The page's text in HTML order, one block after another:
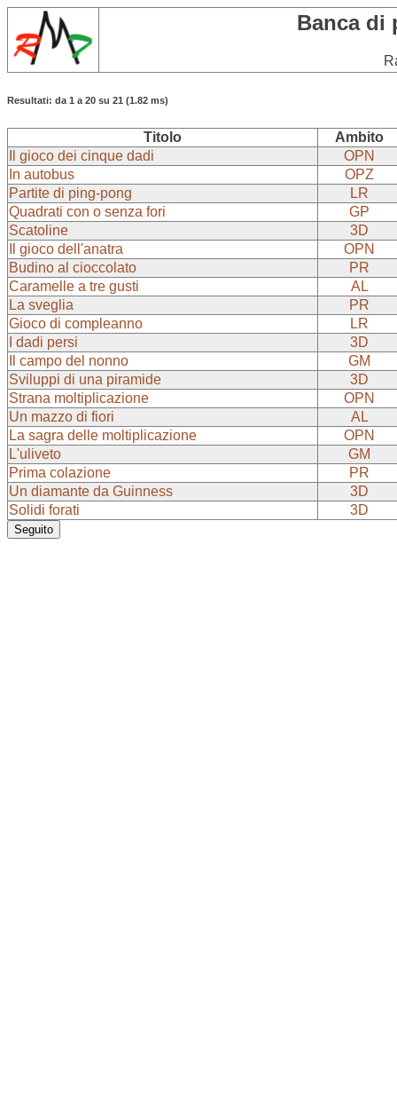
Banca di
Resultati: da 1 a 20 su 21 (1.82 ms)
Titolo
Ambito
Il gioco dei cinque dadi
OPN
In autobus
OPZ
Partite di ping-pong
LR
Quadrati con o senza fori
GP
Scatoline
3D
Il gioco dell'anatra
OPN
Budino al cioccolato
PR
Caramelle a tre gusti
AL
La sveglia
PR
Gioco di compleanno
LR
I dadi persi
3D
Il campo del nonno
GM
Sviluppi di una piramide
3D
Strana moltiplicazione
OPN
Un mazzo di fiori
AL
La sagra delle moltiplicazione
OPN
L'uliveto
GM
Prima colazione
PR
Un diamante da Guinness
3D
Solidi forati
3D